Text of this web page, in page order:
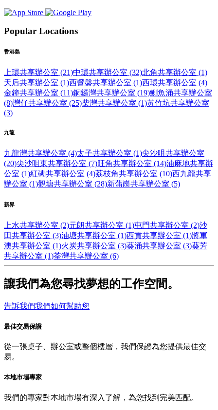
Popular Locations
香港島
上環共享辦公室 (21)中環共享辦公室 (32)北角共享辦公室 (1)
天后共享辦公室 (1)西營盤共享辦公室 (1)西環共享辦公室 (4)
金鐘共享辦公室 (11)銅鑼灣共享辦公室 (19)鰂魚涌共享辦公室
(8)灣仔共享辦公室 (25)柴灣共享辦公室 (1)黃竹坑共享辦公室
(3)
九龍
九龍灣共享辦公室 (4)太子共享辦公室 (1)尖沙咀共享辦公室
(20)尖沙咀東共享辦公室 (7)旺角共享辦公室 (14)油麻地共享辦
公室 (1)紅磡共享辦公室 (4)荔枝角共享辦公室 (10)西九龍共享
辦公室 (1)觀塘共享辦公室 (28)新蒲崗共享辦公室 (5)
新界
上水共享辦公室 (2)元朗共享辦公室 (1)屯門共享辦公室 (2)沙
田共享辦公室 (3)油塘共享辦公室 (1)西貢共享辦公室 (1)將軍
澳共享辦公室 (1)火炭共享辦公室 (3)葵涌共享辦公室 (3)葵芳
共享辦公室 (1)荃灣共享辦公室 (6)
讓我們為您尋找夢想的工作空間。
告訴我們我們如何幫助您
最佳交易保證
從一張桌子、辦公室或整個樓層，我們保證為您提供最佳交
易。
本地市場專家
我們的專家對本地市場有深入了解，為您找到完美匹配。